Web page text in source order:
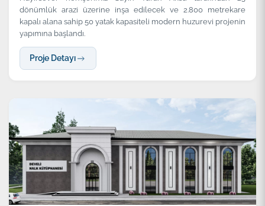
dönümlük arazi üzerine inşa edilecek ve 2.800 metrekare
kapalı alana sahip 50 yatak kapasiteli modern huzurevi projenin
yapımına başlandı.
Proje Detayı